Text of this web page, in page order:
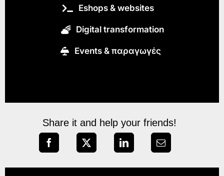
Eshops & websites
Digital transformation
Εvents & παραγωγές
Share it and help your friends!